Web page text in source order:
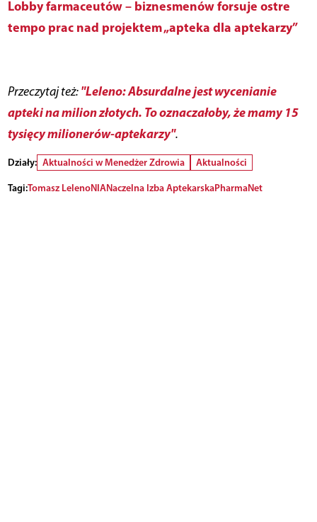
Lobby farmaceutów – biznesmenów forsuje ostre
tempo prac nad projektem „apteka dla aptekarzy”
Przeczytaj też:"Leleno: Absurdalne jest wycenianie
apteki na milion złotych. To oznaczałoby, że mamy 15
tysięcy milionerów-aptekarzy".
Działy: Aktualności w Menedżer Zdrowia
Aktualności
Tagi:Tomasz LelenoNIANaczelna Izba AptekarskaPharmaNet